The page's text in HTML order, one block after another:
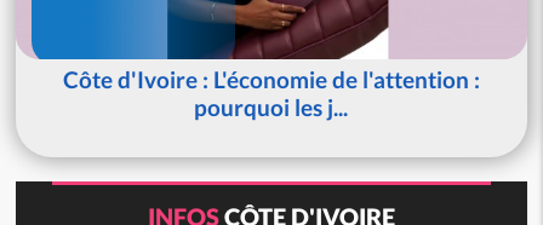
Côte d'Ivoire : L'économie de l'attention :
pourquoi les j...
INFOSCÔTE D'IVOIRE